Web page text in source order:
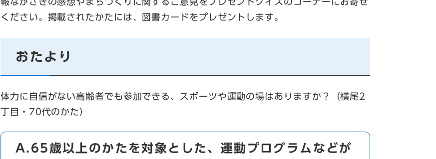
ください。掲載されたかたには、図書カードをプレゼントします。
おたより
体力に自信がない高齢者でも参加できる、スポーツや運動の場はありますか？（横尾2
丁目・70代のかた）
A.65歳以上のかたを対象とした、運動プログラムなどが